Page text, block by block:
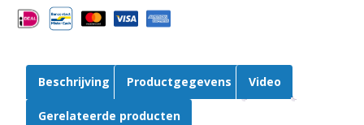
Geïsoleerd
|
meter
aantalBeschrijving Productgegevens Video
Gerelateerde producten